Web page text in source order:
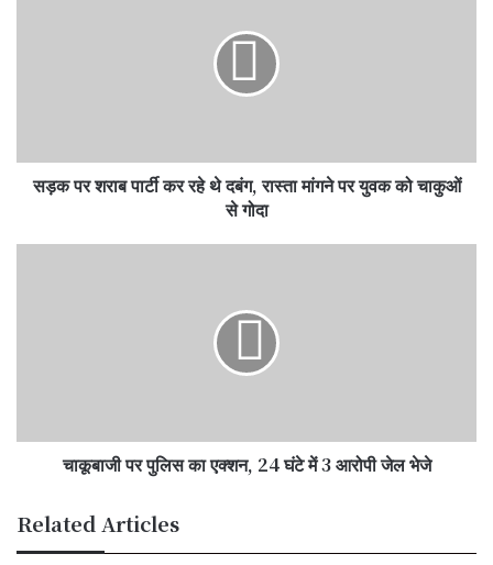
रास्ता
मांगनेसड़क पर शराब पार्टी कर रहे थे दबंग, रास्ता मांगने पर युवक को चाकुओं
से गोदा
3
चाकूबाजी पर पुलिस का एक्शन, 24 घंटे में 3 आरोपी जेल भेजे
Related Articles